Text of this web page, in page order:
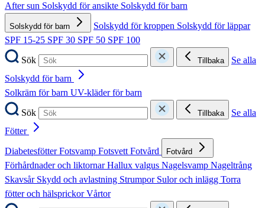
After sun Solskydd för ansikte Solskydd för barn
Solskydd för barn Solskydd för kroppen Solskydd för läppar
SPF 15-25 SPF 30 SPF 50 SPF 100
Sök
Tillbaka
Se alla
Solskydd för barn
Solkräm för barn UV-kläder för barn
Sök
Tillbaka
Se alla
Fötter
DiabetesfötterFotsvamp FotsvettFotvård Fotvård
Förhårdnader och liktornarHallux valgus Nagelsvamp Nageltrång
Skavsår Skydd och avlastning Strumpor Sulor och inlägg Torra
fötter och hälsprickorVårtor